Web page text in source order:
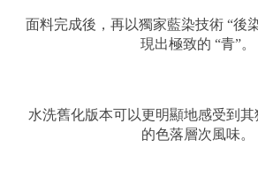
面料完成後，再以獨家藍染技術 “後
現出極致的 “青”。
水洗舊化版本可以更明顯地感受到
的色落層次風味。